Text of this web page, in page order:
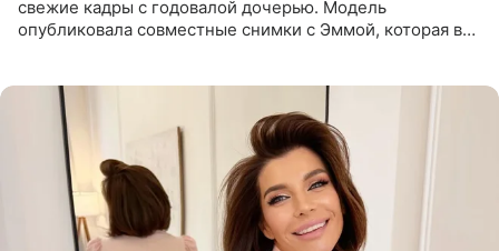
свежие кадры с годовалой дочерью. Модель
опубликовала совместные снимки с Эммой, которая в